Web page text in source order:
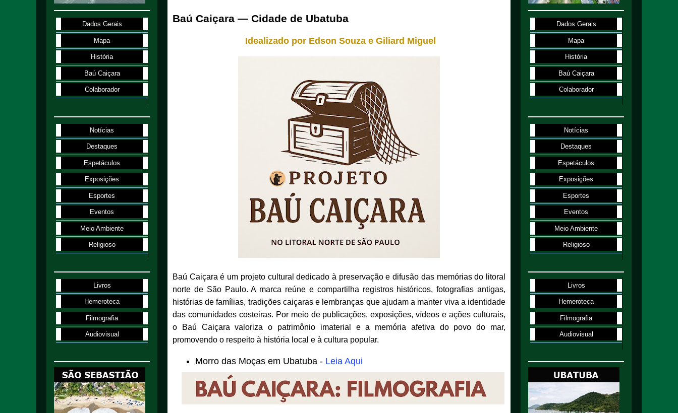
Baú Caiçara — Cidade de Ubatuba
Idealizado por Edson Souza e Giliard Miguel
Baú Caiçara é um projeto cultural dedicado à preservação e difusão das memórias do litoral
norte de São Paulo. A marca reúne e compartilha registros históricos, fotografias antigas,
histórias de famílias, tradições caiçaras e lembranças que ajudam a manter viva a identidade
das comunidades costeiras. Por meio de publicações, exposições, vídeos e ações culturais,
o Baú Caiçara valoriza o patrimônio imaterial e a memória afetiva do povo do mar,
promovendo o respeito à história local e à cultura popular.
Morro das Moças em Ubatuba - Leia Aqui
Dados Gerais
Mapa
História
Baú Caiçara
Colaborador
Notícias
Destaques
Espetáculos
Exposições
Esportes
Eventos
Meio Ambiente
Religioso
Livros
Hemeroteca
Filmografia
Audiovisual
Dados Gerais
Mapa
História
Baú Caiçara
Colaborador
Notícias
Destaques
Espetáculos
Exposições
Esportes
Eventos
Meio Ambiente
Religioso
Livros
Hemeroteca
Filmografia
Audiovisual